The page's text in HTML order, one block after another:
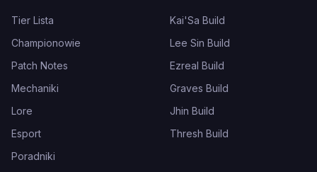
Tier Lista
Championowie
Patch Notes
Mechaniki
Lore
Esport
Poradniki
Kai'Sa Build
Lee Sin Build
Ezreal Build
Graves Build
Jhin Build
Thresh Build